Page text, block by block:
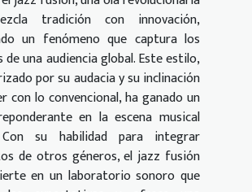
tradición con innovación,
un fenómeno que captura los
de una audiencia global. Este estilo,
por su audacia y su inclinación
con lo convencional, ha ganado un
en la escena musical
su habilidad para integrar
de otros géneros, el jazz fusión
en un laboratorio sonoro que